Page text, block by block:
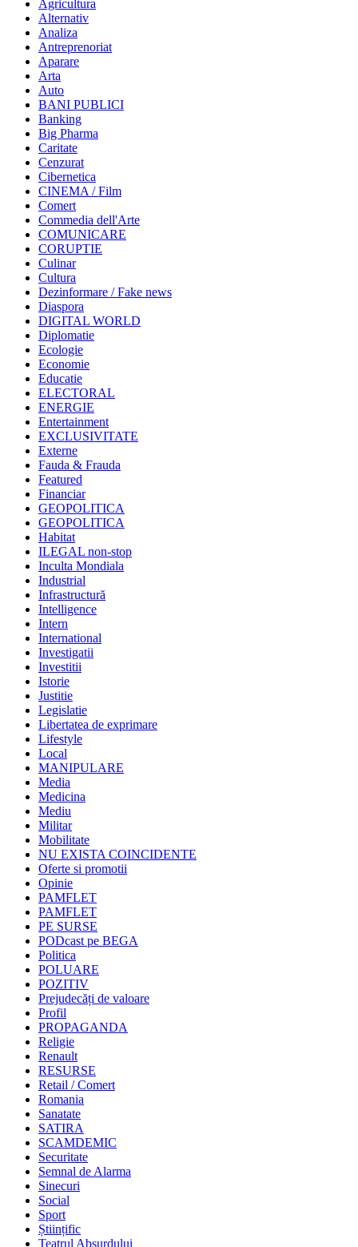
Agricultura
Alternativ
Analiza
Antreprenoriat
Aparare
Arta
Auto
BANI PUBLICI
Banking
Big Pharma
Caritate
Cenzurat
Cibernetica
CINEMA / Film
Comert
Commedia dell'Arte
COMUNICARE
CORUPTIE
Culinar
Cultura
Dezinformare / Fake news
Diaspora
DIGITAL WORLD
Diplomatie
Ecologie
Economie
Educatie
ELECTORAL
ENERGIE
Entertainment
EXCLUSIVITATE
Externe
Fauda & Frauda
Featured
Financiar
GEOPOLITICA
GEOPOLITICA
Habitat
ILEGAL non-stop
Inculta Mondiala
Industrial
Infrastructură
Intelligence
Intern
International
Investigatii
Investitii
Istorie
Justitie
Legislatie
Libertatea de exprimare
Lifestyle
Local
MANIPULARE
Media
Medicina
Mediu
Militar
Mobilitate
NU EXISTA COINCIDENTE
Oferte si promotii
Opinie
PAMFLET
PAMFLET
PE SURSE
PODcast pe BEGA
Politica
POLUARE
POZITIV
Prejudecăți de valoare
Profil
PROPAGANDA
Religie
Renault
RESURSE
Retail / Comert
Romania
Sanatate
SATIRA
SCAMDEMIC
Securitate
Semnal de Alarma
Sinecuri
Social
Sport
Științific
Teatrul Absurdului